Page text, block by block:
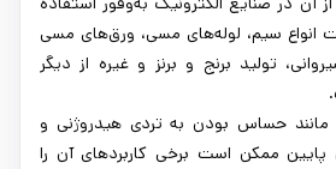
سیم، لوله‌های مسی، ورق‌های مسی
تولید برنج و برنز و غیره از دیگر
مانند حساس بودن به تردی هیدروژنی و
ممکن است برخی کاربردهای آن را